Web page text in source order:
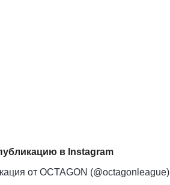
в Instagram
от OCTAGON (@octagonleague)